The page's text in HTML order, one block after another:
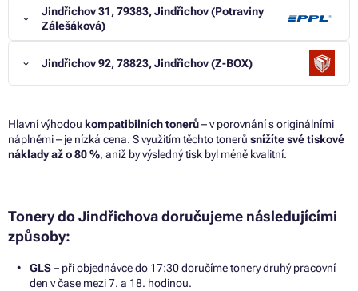
Jindřichov 31, 79383, Jindřichov (Potraviny
Zálešáková)
Jindřichov 92, 78823, Jindřichov (Z-BOX)
Hlavní výhodou kompatibilních tonerů– v porovnání s originálními
náplněmi – je nízká cena. S využitím těchto tonerů snížíte své tiskové
náklady až o 80 %, aniž by výsledný tisk byl méně kvalitní.
Tonery do Jindřichova doručujeme následujícími
způsoby:
GLS– při objednávce do 17:30 doručíme tonery druhý pracovní
den v čase mezi 7. a 18. hodinou.